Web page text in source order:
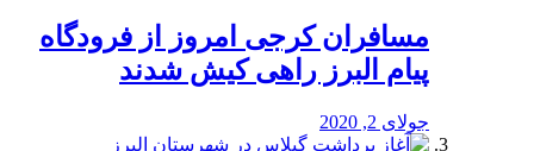
مسافران کرجی امروز از فرودگاه
پیام البرز راهی کیش شدند
جولای 2, 2020